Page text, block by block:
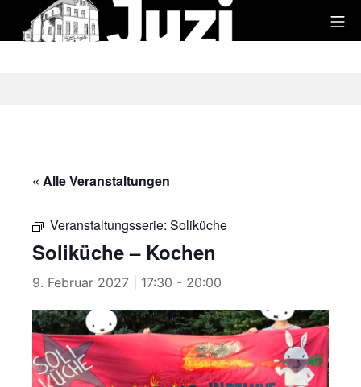
Inhalt
« Alle Veranstaltungen
Veranstaltungsserie: Soliküche
Soliküche – Kochen
9. Februar 2027 | 17:30 - 20:00